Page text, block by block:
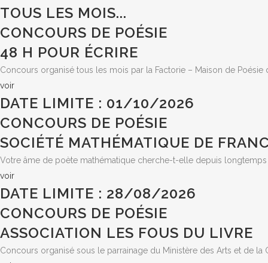
TOUS LES MOIS...
CONCOURS DE POÉSIE
48 H POUR ÉCRIRE
Concours organisé tous les mois par la Factorie – Maison de Poésie
voir
DATE LIMITE : 01/10/2026
CONCOURS DE POÉSIE
SOCIÉTÉ MATHÉMATIQUE DE
Votre âme de poète mathématique cherche-t-elle depuis longtemps
voir
DATE LIMITE : 28/08/2026
CONCOURS DE POÉSIE
ASSOCIATION LES FOUS DU LIVRE
Concours organisé sous le parrainage du Ministère des Arts et de la